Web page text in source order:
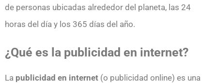
de personas ubicadas alrededor del planeta, las 24
horas del día y los 365 días del año.
¿Qué es la publicidad en internet?
La publicidad en internet (o publicidad online) es una